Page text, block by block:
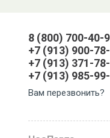
8 (800) 700-40-
+7 (913) 900-
+7 (913) 371-
+7 (913) 985-
Вам перезвонить?